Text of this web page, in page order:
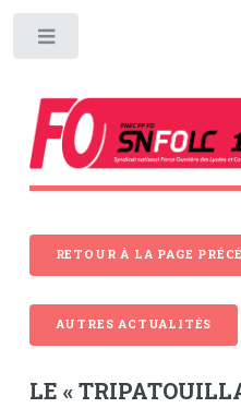
RETOUR À LA PAGE
AUTRES ACTUALITÉS
LE «